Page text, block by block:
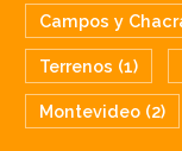
Campos y
Terrenos (1)
Montevideo (2)